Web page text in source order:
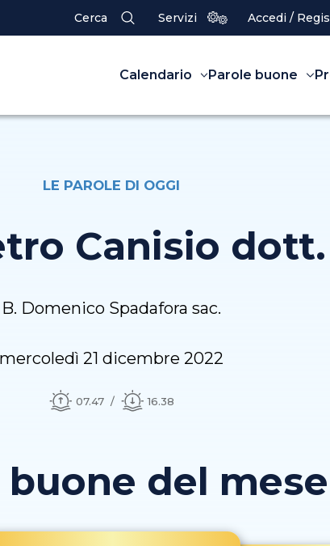
Cerca Servizi Accedi /
Calendario Parole buone
LE PAROLE DI OGGI
Canisio dott.
B. Domenico Spadafora sac.
mercoledì 21 dicembre 2022
07.47 16.38
del